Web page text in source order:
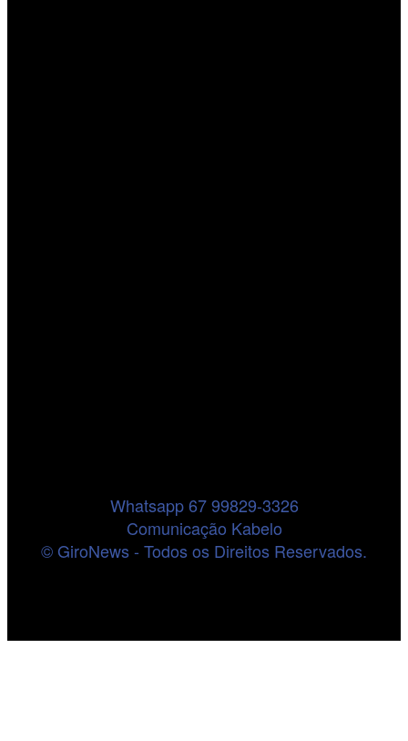
Whatsapp 67 99829-3326
Comunicação Kabelo
© GiroNews - Todos os Direitos Reservados.